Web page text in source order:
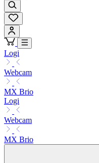
Logi
Webcam
MX Brio
Logi
Webcam
MX Brio